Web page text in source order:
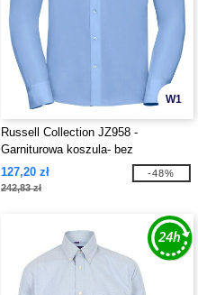
W1
Russell Collection JZ958 -
Garniturowa koszula- bez
prasowania
127,20 zł
242,83 zł
-48%